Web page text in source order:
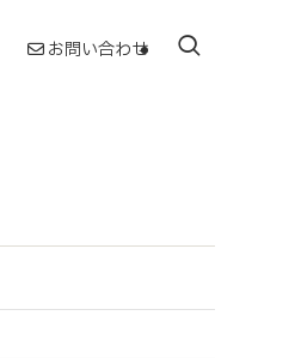
お問い合わせ